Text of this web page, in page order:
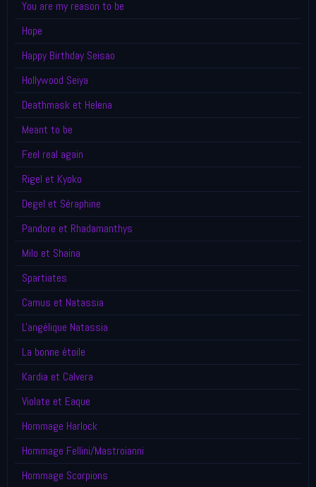
You are my reason to be
Hope
Happy Birthday Seisao
Hollywood Seiya
Deathmask et Helena
Meant to be
Feel real again
Rigel et Kyoko
Degel et Séraphine
Pandore et Rhadamanthys
Milo et Shaina
Spartiates
Camus et Natassia
L'angélique Natassia
La bonne étoile
Kardia et Calvera
Violate et Eaque
Hommage Harlock
Hommage Fellini/Mastroianni
Hommage Scorpions